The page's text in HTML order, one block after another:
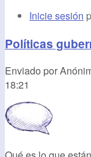
Inicie sesión
Políticas
Enviado por
18:21